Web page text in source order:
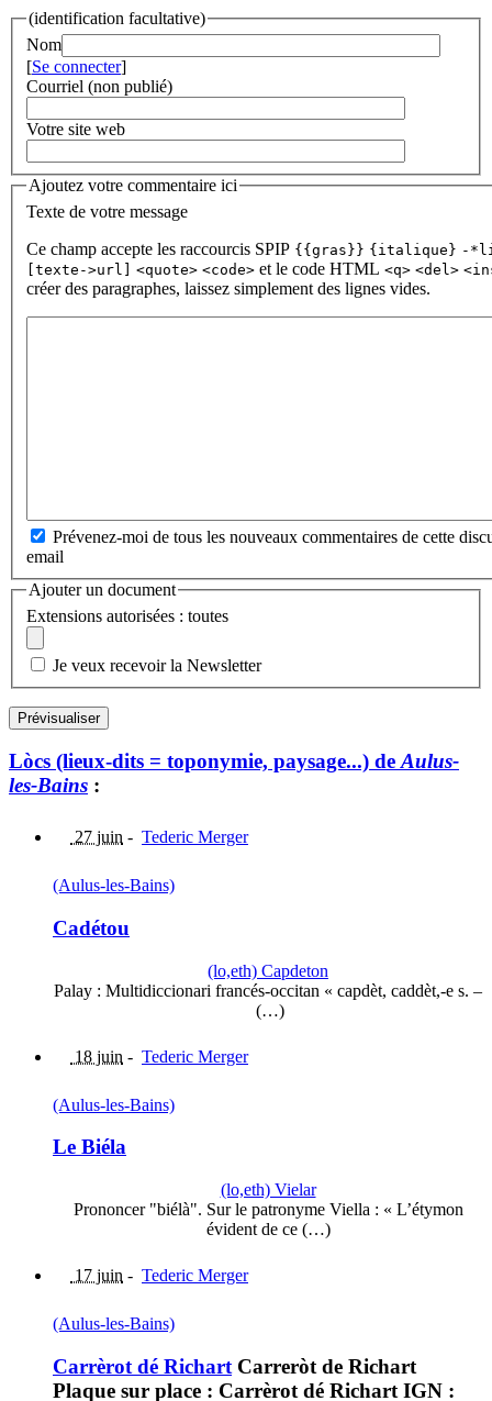
(identification facultative)
Nom
[Se connecter]
Courriel (non publié)
Votre site web
Ajoutez votre commentaire ici
Texte de votre message
Ce champ accepte les raccourcis SPIP {{gras}} {italique} -
[texte->url]
<quote> <code> et le code HTML <q> <del>
créer des paragraphes, laissez simplement des lignes vides.
Prévenez-moi de tous les nouveaux commentaires de cette
email
Ajouter un document
Extensions autorisées : toutes
Je veux recevoir la Newsletter
Lòcs (lieux-dits = toponymie, paysage...) deAulus-
les-Bains :
27 juin - Tederic Merger
(Aulus-les-Bains)
Cadétou
(lo,eth) Capdeton
Palay : Multidiccionari francés-occitan « capdèt, caddèt,-e s. –
(…)
18 juin - Tederic Merger
(Aulus-les-Bains)
Le Biéla
(lo,eth) Vielar
Prononcer "biélà". Sur le patronyme Viella : « L’étymon
évident de ce (…)
17 juin - Tederic Merger
(Aulus-les-Bains)
Carrèrot dé Richart Carreròt de Richart
Plaque sur place : Carrèrot dé Richart IGN :